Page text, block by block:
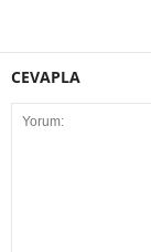
CEVAPLA